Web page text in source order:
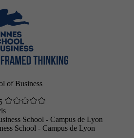
of Business
School - Campus de Lyon